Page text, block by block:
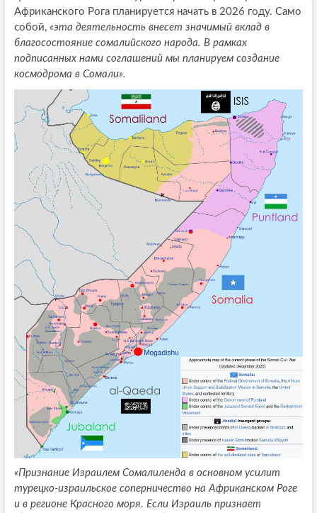
Африканского Рога планируется начать в 2026 году. Само
собой, «эта деятельность внесет значимый вклад в
благосостояние сомалийского народа. В рамках
подписанных нами соглашений мы планируем создание
космодрома в Сомали».
«Признание Израилем Сомалиленда в основном усилит
турецко-израильское соперничество на Африканском Роге
и в регионе Красного моря. Если Израиль признает